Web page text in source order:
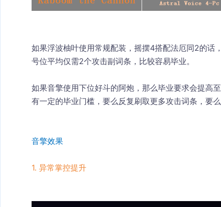
如果浮波柚叶使用常规配装，摇摆4搭配法厄同2的
号位平均仅需2个攻击副词条，比较容易毕业。
如果音擎使用下位好斗的阿炮，那么毕业要求会提高
有一定的毕业门槛，要么反复刷取更多攻击词条，要
音擎效果
1. 异常掌控提升